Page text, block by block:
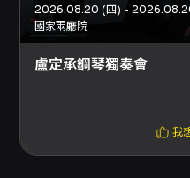
陪同者1名購票5折優
手冊，陪同者與身
（含）以上長者5折
爾達表演藝術專屬6
以上7折。 退換票與
遲須在演出日10日
國家兩廳院
盧定承鋼琴獨奏會
我